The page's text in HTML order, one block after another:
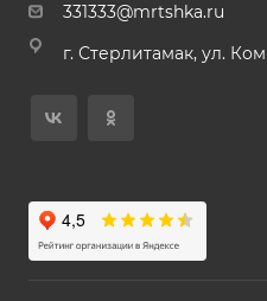
331333@mrtshka.ru
г. Стерлитамак, ул.